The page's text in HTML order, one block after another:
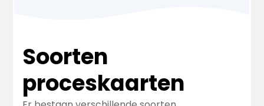
Soorten
proceskaarten